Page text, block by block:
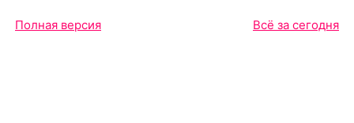
Полная версия Всё за сегодня